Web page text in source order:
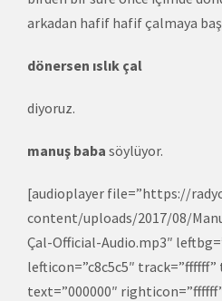
arkadan hafif hafif çalmaya
dönersen ıslık çal
diyoruz.
manuş baba söylüyor.
[audioplayer file=”https://
content/uploads/2017/08/
Çal-Official-Audio.mp3″
lefticon=”c8c5c5″
text=”000000″